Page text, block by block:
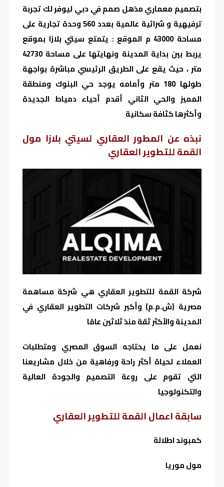
بتصميم معماري مذهل صمم في دبي ليوفر لك تجربة
ترفيهية و شرائية عالمية بعدد 560 وحدة تجارية على
مساحة 43000 م الموقع : يتمتع سيتي بلازا بموقع
يربط بين بداية المدينة ونهايتها على مساحة 42730
متر ، حيث يقع على الطريق الرئيسي مباشرة بواجهة
طولها 180 متر وأمامه يوجد حي البنوك ومنطقة
المميز والحي الثاني أقدم أحياء دمياط الجديدة
وأكثرها كثافة سكانية
نبذه عن المطور العقاري لسيتي بلازا مول
القمة للتطوير العقاري
شركة القمة للتطوير العقاري هي شركة مساهمة
مصرية (ش.م.م) وأكبر شركات التطوير العقاري في
المدينة والأكثر ثقة منذ ثلاثين عامًا
نعمل على ما يحتاجه السوق المصري ومتطلبات
العملاء لحياة أكثر راحة ورفاهية من خلال مشاريعنا
التي تقوم على روعة التصميم والجودة العالية
والتكنولوجيا
سابقة اعمال القمة للتطوير العقاري
كمبوند اطلالة
مول موريا